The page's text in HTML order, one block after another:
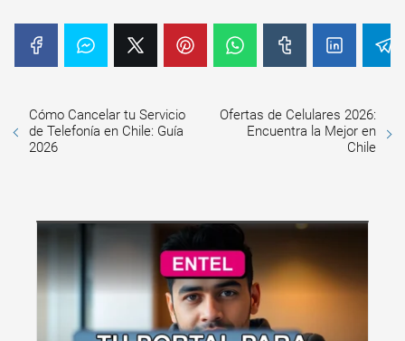
Cómo Cancelar tu Servicio
de Telefonía en Chile: Guía
2026
Ofertas de Celulares 2026:
Encuentra la Mejor en
Chile